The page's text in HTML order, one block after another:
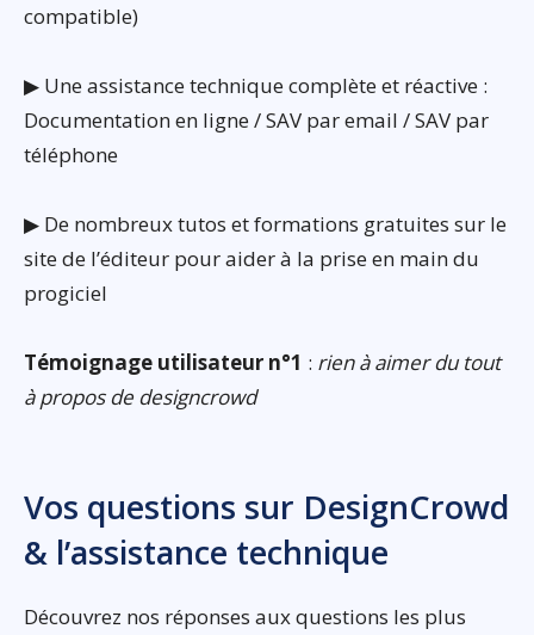
compatible)
▶ Une assistance technique complète et réactive :
Documentation en ligne / SAV par email / SAV par
téléphone
▶ De nombreux tutos et formations gratuites sur le
site de l’éditeur pour aider à la prise en main du
progiciel
Témoignage utilisateur n°1 : rien à aimer du tout
à propos de designcrowd
Vos questions sur DesignCrowd
& l’assistance technique
Découvrez nos réponses aux questions les plus